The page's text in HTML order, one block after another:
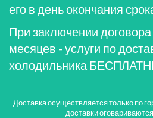
его в день окончания
При заключении
месяцев - услуги по
холодильника
Доставка осуществляется только по
доставки